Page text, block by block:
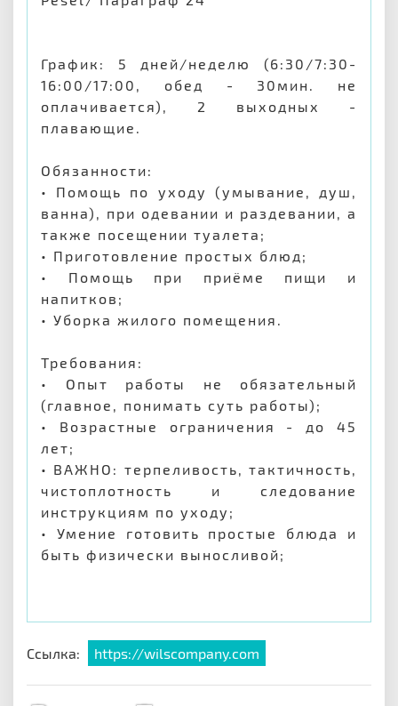
График: 5 дней/неделю (6:30/7:30-
16:00/17:00, обед - 30мин. не
оплачивается), 2 выходных -
плавающие.
Обязанности:
• Помощь по уходу (умывание, душ,
ванна), при одевании и раздевании, а
также посещении туалета;
• Приготовление простых блюд;
• Помощь при приёме пищи и
напитков;
• Уборка жилого помещения.
Требования:
• Опыт работы не обязательный
(главное, понимать суть работы);
• Возрастные ограничения - до 45
лет;
• ВАЖНО: терпеливость, тактичность,
чистоплотность и следование
инструкциям по уходу;
• Умение готовить простые блюда и
быть физически выносливой;
Ссылка: https://wilscompany.com